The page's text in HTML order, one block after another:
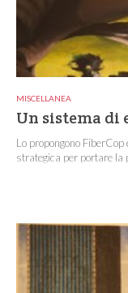
MISCELLANEA
Un sistema di
Lo propongono
strategica per portare la